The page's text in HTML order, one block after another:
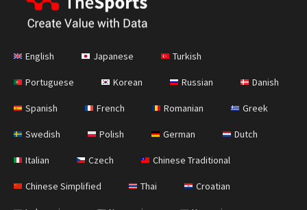
English Japanese Turkish
Portuguese Korean Russian Danish
Spanish French Romanian Greek
Swedish Polish German Dutch
Italian Czech Chinese Traditional
Chinese Simplified Thai Croatian